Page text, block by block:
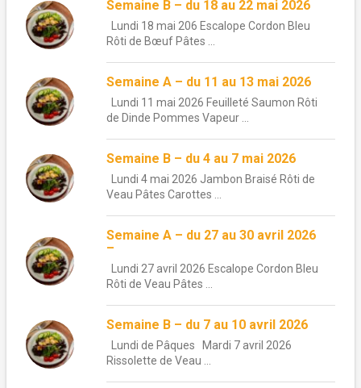
Semaine B – du 18 au 22 mai 2026
Lundi 18 mai 206 Escalope Cordon Bleu
Rôti de Bœuf Pâtes ...
Semaine A – du 11 au 13 mai 2026
Lundi 11 mai 2026 Feuilleté Saumon Rôti
de Dinde Pommes Vapeur ...
Semaine B – du 4 au 7 mai 2026
Lundi 4 mai 2026 Jambon Braisé Rôti de
Veau Pâtes Carottes ...
Semaine A – du 27 au 30 avril 2026
–
Lundi 27 avril 2026 Escalope Cordon Bleu
Rôti de Veau Pâtes ...
Semaine B – du 7 au 10 avril 2026
Lundi de Pâques Mardi 7 avril 2026
Rissolette de Veau ...